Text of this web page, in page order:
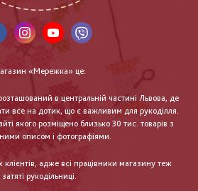
«Мережка» це:
в центральній частині Львова, де
все на дотик, що є важливим для рукоділля.
якого розміщено близько 30 тис. товарів з
описом і фотографіями.
адже всі працівники магазину теж
затяті рукодільниці.